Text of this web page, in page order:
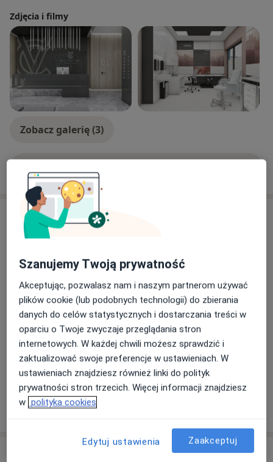
Zdjęcia i filmy
Zobacz galerię (3)
Usługi i ceny
Konsultacja alergologiczna
Od 250 zł Szczegóły
Konsultacja pediatryczna
250 zł Szczegóły Umów wizytę
Konsultacja online
250 zł Szczegóły Umów wizytę
W jaki sposób ustalane są ceny?
Szanujemy Twoją prywatność
Akceptując, pozwalasz nam i naszym partnerom używać
plików cookie (lub podobnych technologii) do zbierania
danych do celów statystycznych i dostarczania treści w
oparciu o Twoje zwyczaje przeglądania stron
internetowych. W każdej chwili możesz sprawdzić i
zaktualizować swoje preferencje w ustawieniach. W
ustawieniach znajdziesz również linki do polityk
prywatności stron trzecich. Więcej informacji znajdziesz
w polityka cookies
Edytuj ustawienia Zaakceptuj